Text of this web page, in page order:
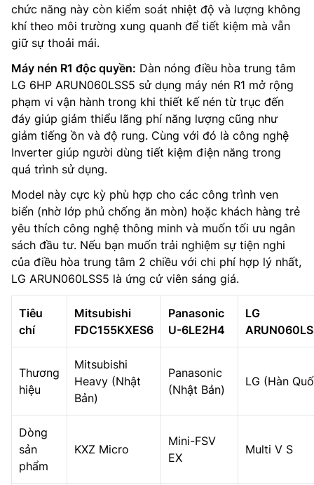
chức năng này còn kiểm soát nhiệt độ và lượng không
khí theo môi trường xung quanh để tiết kiệm mà vẫn
giữ sự thoải mái.
Máy nén R1 độc quyền: Dàn nóng điều hòa trung tâm
LG 6HP ARUN060LSS5 sử dụng máy nén R1 mở rộng
phạm vi vận hành trong khi thiết kế nén từ trục đến
đáy giúp giảm thiểu lãng phí năng lượng cũng như
giảm tiếng ồn và độ rung. Cùng với đó là công nghệ
Inverter giúp người dùng tiết kiệm điện năng trong
quá trình sử dụng.
Model này cực kỳ phù hợp cho các công trình ven
biển (nhờ lớp phủ chống ăn mòn) hoặc khách hàng trẻ
yêu thích công nghệ thông minh và muốn tối ưu ngân
sách đầu tư. Nếu bạn muốn trải nghiệm sự tiện nghi
của điều hòa trung tâm 2 chiều với chi phí hợp lý nhất,
LG ARUN060LSS5 là ứng cử viên sáng giá.
Tiêu
chí
Mitsubishi
FDC155KXES6
Panasonic
U-6LE2H4
LG
Thương
hiệu
Mitsubishi
Heavy (Nhật
Bản)
Panasonic
(Nhật Bản)
LG (Hàn
Dòng
sản
phẩm
KXZ Micro
Mini-FSV
EX
Multi V S